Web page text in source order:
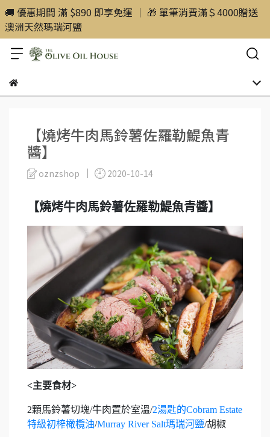
🚚 優惠期間 滿 $890 即享免運 ｜ 🎁 單筆消費滿＄4000贈送
澳洲天然瑪瑞河鹽
【燒烤牛肉馬鈴薯佐羅勒鯷魚青
醬】
oznzshop 2020-10-14
【燒烤牛肉馬鈴薯佐羅勒鯷魚青醬】
<主要食材>
2顆馬鈴薯切塊/牛肉置於室溫/2湯匙的Cobram Estate
特級初榨橄欖油/Murray River Salt瑪瑞河鹽/胡椒